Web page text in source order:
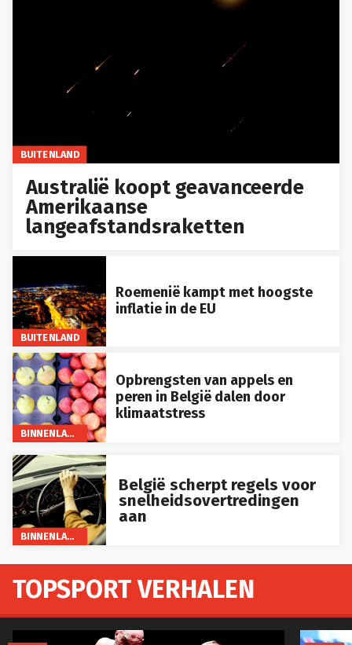
BUITENLAND
Australië koopt geavanceerde
Amerikaanse
langeafstandsraketten
BUITENLAND
Roemenië kampt met hoogste
inflatie in de EU
BINNENLAND
Opbrengsten van appels en
peren in België dalen door
klimaatstress
BINNENLAND
België scherpt regels voor
snelheidsovertredingen
aan
TOPSPORT VERHALEN